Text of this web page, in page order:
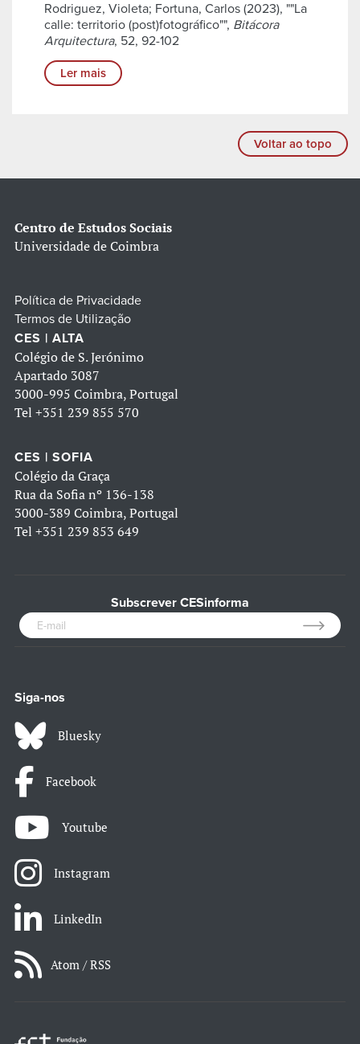
Rodriguez, Violeta; Fortuna, Carlos (2023), ""La
calle: territorio (post)fotográfico"", Bitácora
Arquitectura, 52, 92-102
Ler mais
Voltar ao topo
Centro de Estudos Sociais
Universidade de Coimbra
Política de Privacidade
Termos de Utilização
CES | ALTA
Colégio de S. Jerónimo
Apartado 3087
3000-995 Coimbra, Portugal
Tel +351 239 855 570
CES | SOFIA
Colégio da Graça
Rua da Sofia nº 136-138
3000-389 Coimbra, Portugal
Tel +351 239 853 649
Subscrever CESinforma
Siga-nos
Bluesky
Facebook
Youtube
Instagram
LinkedIn
Atom / RSS